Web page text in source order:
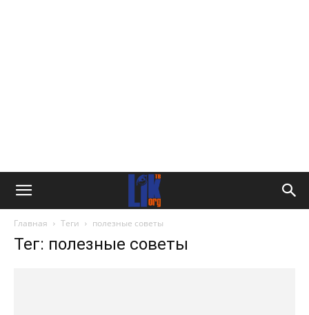
Главная Теги полезные советы
Тег: полезные советы